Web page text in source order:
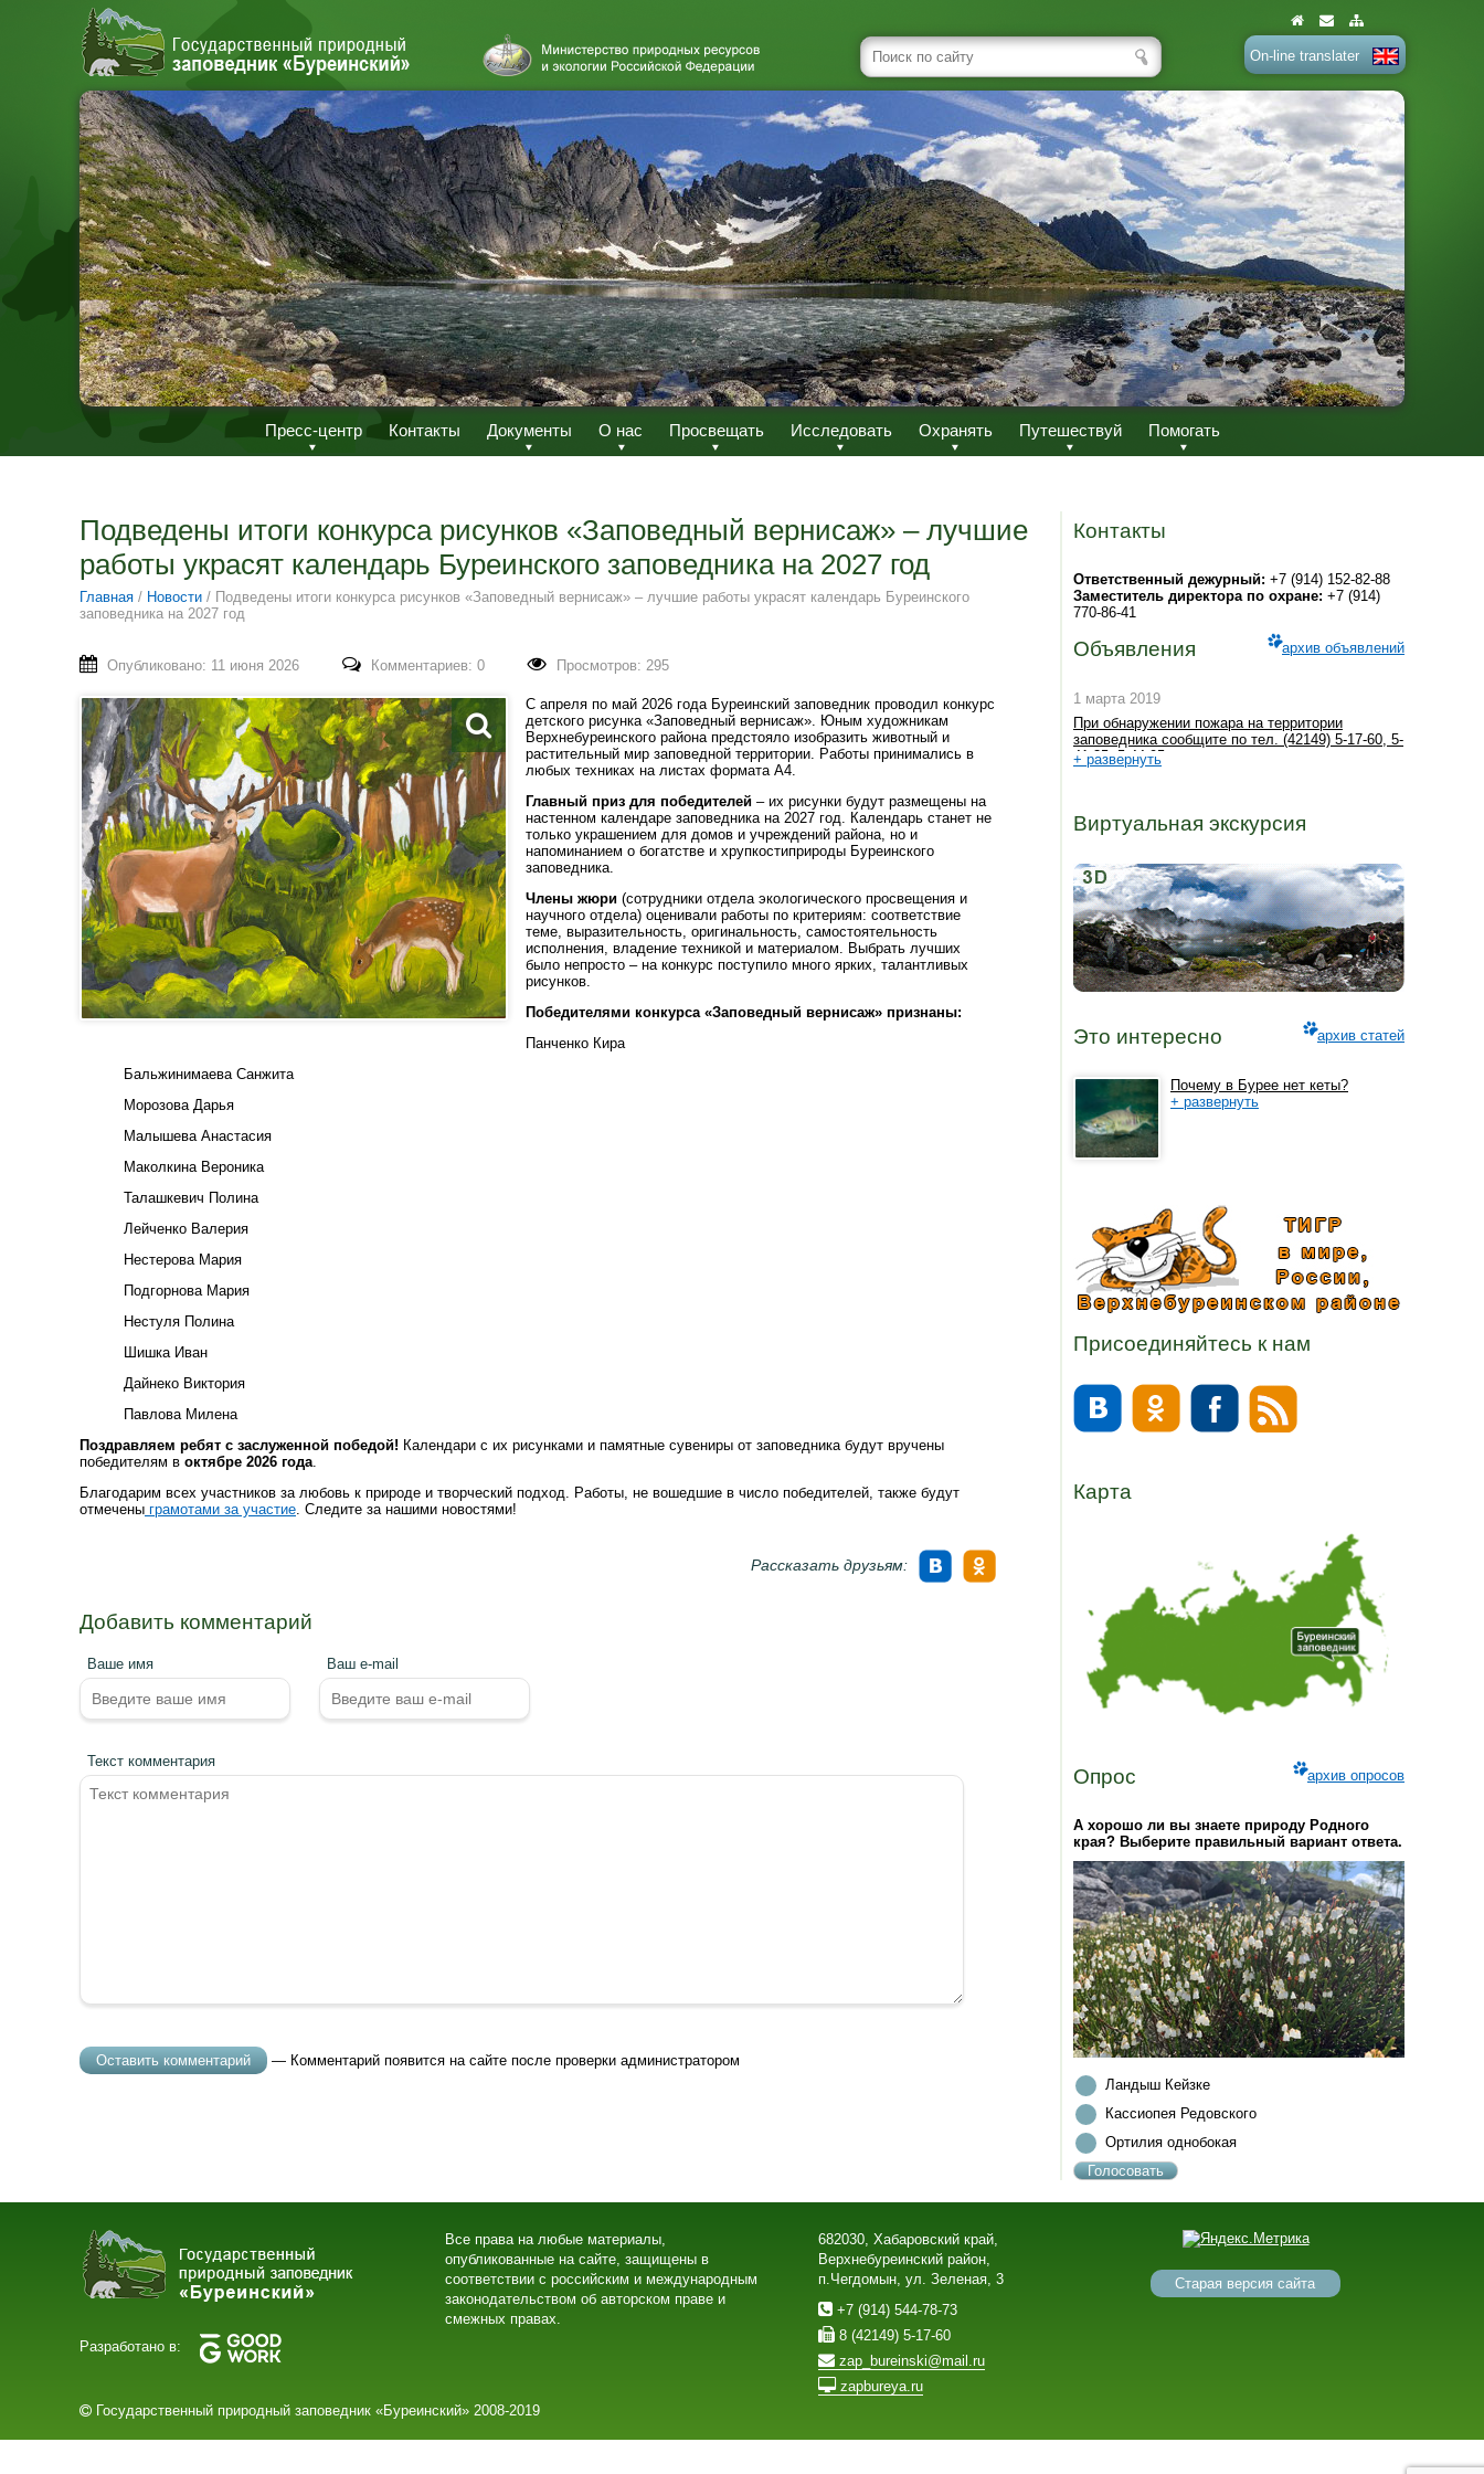
On-line translater
Пресс-центр Контакты Документы О нас Просвещать Исследовать Охранять Путешествуй Помогать
Подведены итоги конкурса рисунков «Заповедный вернисаж» – лучшие
работы украсят календарь Буреинского заповедника на 2027 год
Главная / Новости / Подведены итоги конкурса рисунков «Заповедный вернисаж» – лучшие работы украсят календарь Буреинского
заповедника на 2027 год
Опубликовано: 11 июня 2026 Комментариев: 0 Просмотров: 295
С апреля по май 2026 года Буреинский заповедник проводил конкурс
детского рисунка «Заповедный вернисаж». Юным художникам
Верхнебуреинского района предстояло изобразить животный и
растительный мир заповедной территории. Работы принимались в
любых техниках на листах формата А4.
Главный приз для победителей – их рисунки будут размещены на
настенном календаре заповедника на 2027 год. Календарь станет не
только украшением для домов и учреждений района, но и
напоминанием о богатстве и хрупкостиприроды Буреинского
заповедника.
Члены жюри (сотрудники отдела экологического просвещения и
научного отдела) оценивали работы по критериям: соответствие
теме, выразительность, оригинальность, самостоятельность
исполнения, владение техникой и материалом. Выбрать лучших
было непросто – на конкурс поступило много ярких, талантливых
рисунков.
Победителями конкурса «Заповедный вернисаж» признаны:
Панченко Кира
Бальжинимаева Санжита
Морозова Дарья
Малышева Анастасия
Маколкина Вероника
Талашкевич Полина
Лейченко Валерия
Нестерова Мария
Подгорнова Мария
Нестуля Полина
Шишка Иван
Дайнеко Виктория
Павлова Милена
Поздравляем ребят с заслуженной победой! Календари с их рисунками и памятные сувениры от заповедника будут вручены
победителям в октябре 2026 года
Благодарим всех участников за любовь к природе и творческий подход. Работы, не вошедшие в число победителей, также будут
отмечены грамотами за участие . Следите за нашими новостями!
Рассказать друзьям:
Добавить комментарий
Ваше имя Ваш e-mail
Текст комментария
— Комментарий появится на сайте после проверки администратором
Контакты
Ответственный дежурный: +7 (914) 152-82-88
Заместитель директора по охране: +7 (914)
770-86-41
Объявления архив объявлений
1 марта 2019
При обнаружении пожара на территории
заповедника сообщите по тел. (42149) 5-17-60, 5-
41-35, 5-44-95
+ развернуть
Виртуальная экскурсия
Это интересно архив статей
Почему в Бурее нет кеты?
+ развернуть
Присоединяйтесь к нам
Карта
Опрос архив опросов
А хорошо ли вы знаете природу Родного
края? Выберите правильный вариант ответа.
Ландыш Кейзке
Кассиопея Редовского
Ортилия однобокая
Разработано в:
Все права на любые материалы,
опубликованные на сайте, защищены в
соответствии с российским и международным
законодательством об авторском праве и
смежных правах.
682030, Хабаровский край,
Верхнебуреинский район,
п.Чегдомын, ул. Зеленая, 3
+7 (914) 544-78-73
8 (42149) 5-17-60
zap_bureinski@mail.ru
zapbureya.ru
Старая версия сайта
Государственный природный заповедник «Буреинский» 2008-2019